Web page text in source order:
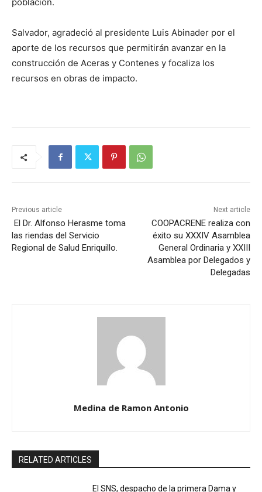
Salvador, agradeció al presidente Luis Abinader por el
aporte de los recursos que permitirán avanzar en la
construcción de Aceras y Contenes y focaliza los
recursos en obras de impacto.
Previous article
El Dr. Alfonso Herasme toma
las riendas del Servicio
Regional de Salud Enriquillo.
Next article
COOPACRENE realiza con
éxito su XXXIV Asamblea
General Ordinaria y XXIII
Asamblea por Delegados y
Delegadas
Medina de Ramon Antonio
RELATED ARTICLES
El SNS, despacho de la primera Dama y